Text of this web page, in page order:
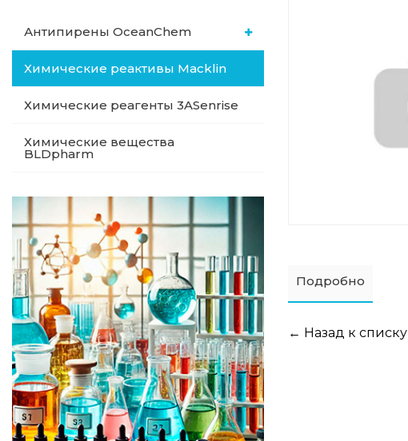
Антипирены OceanСhem
Химические реактивы Macklin
Химические реагенты 3ASenrise
Химические вещества
BLDpharm
Подробно
← Назад к списку